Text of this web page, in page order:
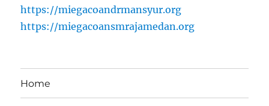
https://miegacoandrmansyur.org
https://miegacoansmrajamedan.org
Home